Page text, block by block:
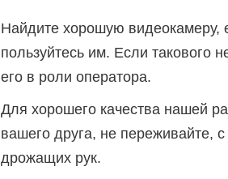
Найдите хорошую видеокамеру,
пользуйтесь им. Если такового
его в роли оператора.
Для хорошего качества нашей
вашего друга, не переживайте,
дрожащих рук.